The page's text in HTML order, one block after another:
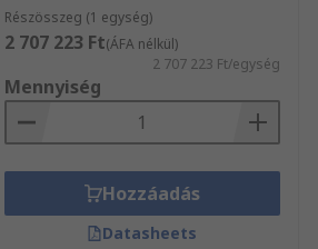
Részösszeg (1 egység)
2 707 223 Ft(ÁFA nélkül)
2 707 223 Ft/egység
Mennyiség
Hozzáadás
Datasheets